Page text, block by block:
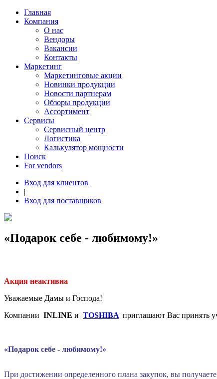
Главная
Компания
О нас
Вендоры
Вакансии
Контакты
Маркетинг
Маркетинговые акции
Новинки продукции
Новости партнерам
Обзоры продукции
Ассортимент
Сервисы
Сервисный центр
Логистика
Калькулятор мощности
Поиск
For vendors
Вход для клиентов
|
Вход для поставщиков
«Подарок себе - любимому!»
Акция неактивна
Уважаемые Дамы и Господа!
Компании INLINE и TOSHIBA приглашают Вас принять
«Подарок себе - любимому!»
При достижении определенного плана закупок, вы